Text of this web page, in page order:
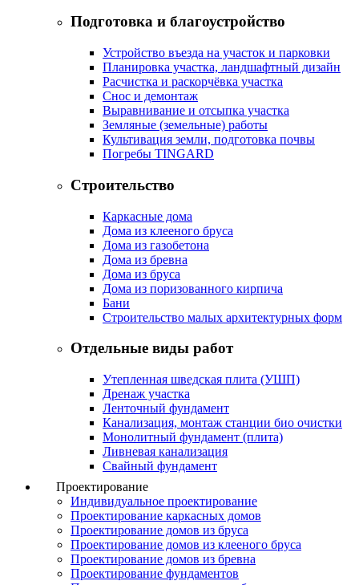
Подготовка и благоустройство
Устройство въезда на участок и парковки
Планировка участка, ландшафтный дизайн
Расчистка и раскорчёвка участка
Снос и демонтаж
Выравнивание и отсыпка участка
Земляные (земельные) работы
Культивация земли, подготовка почвы
Погребы TINGARD
Строительство
Каркасные дома
Дома из клееного бруса
Дома из газобетона
Дома из бревна
Дома из бруса
Дома из поризованного кирпича
Бани
Строительство малых архитектурных форм
Отдельные виды работ
Утепленная шведская плита (УШП)
Дренаж участка
Ленточный фундамент
Канализация, монтаж станции био очистки
Монолитный фундамент (плита)
Ливневая канализация
Свайный фундамент
Проектирование
Индивидуальное проектирование
Проектирование каркасных домов
Проектирование домов из бруса
Проектирование домов из клееного бруса
Проектирование домов из бревна
Проектирование фундаментов